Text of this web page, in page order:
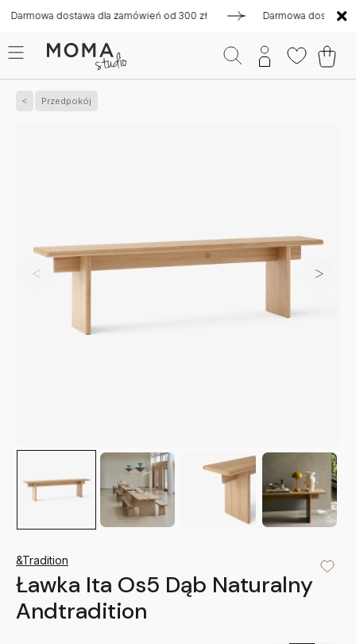
dostawa dla zamówień od 300 zł Darmowa dostawa dla
Przedpokój
&Tradition
Ławka Ita Os5 Dąb Naturalny
Andtradition